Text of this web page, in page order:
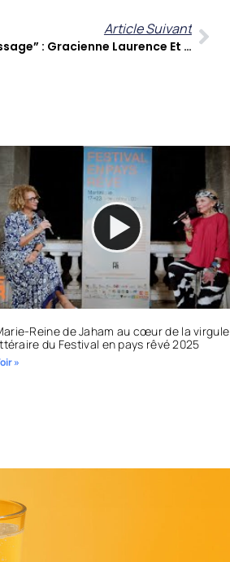
Article Suivant
“Sentinelle Du Premier Passage” : Gracienne Laurence Et Quatre Décennies De Maternité En Martinique
Reine de Jaham au cœur de la virgule
du Festival en pays rêvé 2025
»